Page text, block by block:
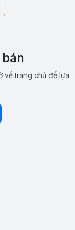
về trang chủ để lựa